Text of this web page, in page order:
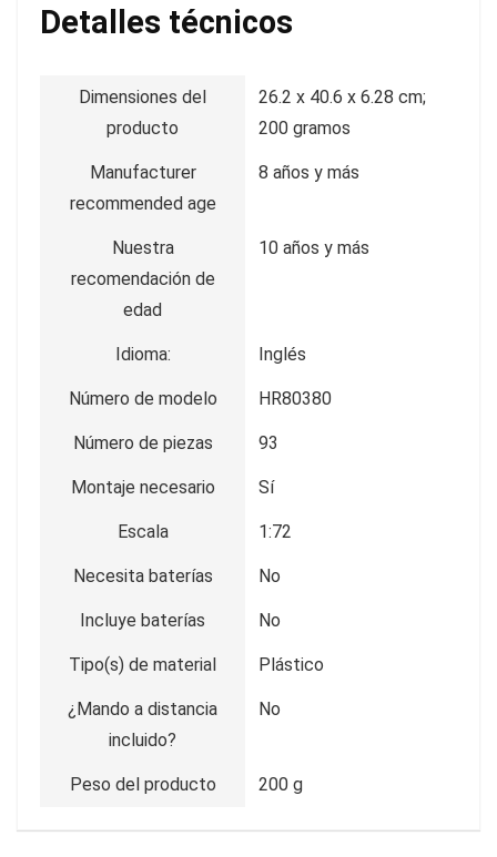
Detalles técnicos
Dimensiones del
producto
26.2 x 40.6 x 6.28 cm;
200 gramos
Manufacturer
recommended age
8 años y más
Nuestra
recomendación de
edad
10 años y más
Idioma: Inglés
Número de modelo HR80380
Número de piezas 93
Montaje necesario Sí
Escala 1:72
Necesita baterías No
Incluye baterías No
Tipo(s) de material Plástico
¿Mando a distancia
incluido?
No
Peso del producto 200 g